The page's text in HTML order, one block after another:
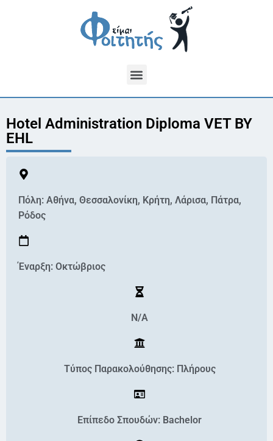
Hotel Administration Diploma VET BY
EHL
Πόλη: Αθήνα, Θεσσαλονίκη, Κρήτη, Λάρισα, Πάτρα,
Ρόδος
Έναρξη: Οκτώβριος
N/A
Τύπος Παρακολούθησης: Πλήρους
Επίπεδο Σπουδών: Bachelor